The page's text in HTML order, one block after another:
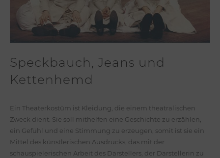
Speckbauch, Jeans und
Kettenhemd
Ein Theaterkostüm ist Kleidung, die einem theatralischen
Zweck dient. Sie soll mithelfen eine Geschichte zu erzählen,
ein Gefühl und eine Stimmung zu erzeugen, somit ist sie ein
Mittel des künstlerischen Ausdrucks, das mit der
schauspielerischen Arbeit des Darstellers, der Darstellerin zu